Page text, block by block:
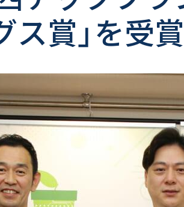
ス賞」を受